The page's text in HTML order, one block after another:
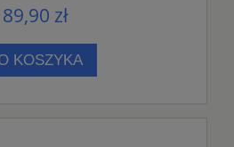
89,90 zł
KOSZYKA